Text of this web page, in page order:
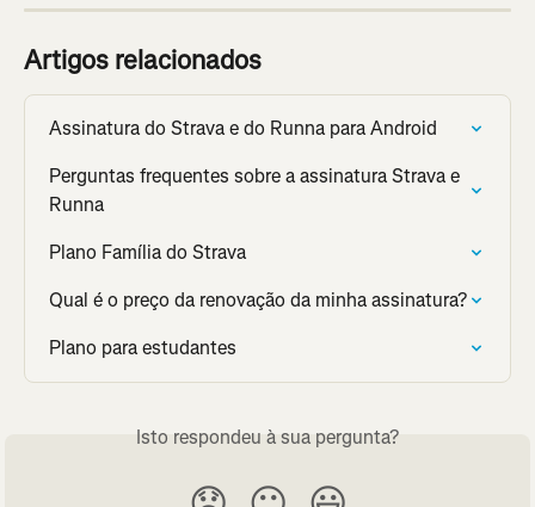
Artigos relacionados
Assinatura do Strava e do Runna para Android
Perguntas frequentes sobre a assinatura Strava e
Runna
Plano Família do Strava
Qual é o preço da renovação da minha assinatura?
Plano para estudantes
Isto respondeu à sua pergunta?